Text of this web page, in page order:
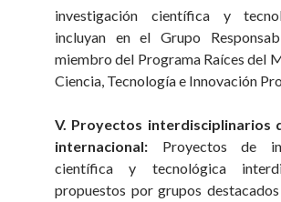
investigación científica y
incluyan en el Grupo
miembro del Programa Raíces del
Ciencia, Tecnología e Innovación
V. Proyectos interdisciplinarios
internacional: Proyectos de
científica y tecnológica
propuestos por grupos